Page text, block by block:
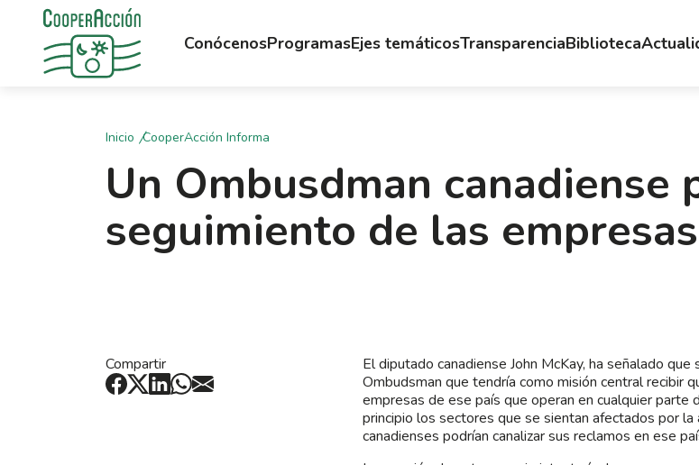
ConócenosProgramasEjes temáticosTransparenciaBiblioteca
Inicio CooperAcción Informa
Un Ombusdman canadiense
seguimiento de las
Compartir
El diputado canadiense John McKay, ha señalado
Ombudsman que tendría como misión central recibir
empresas de ese país que operan en cualquier parte
principio los sectores que se sientan afectados por la
canadienses podrían canalizar sus reclamos en ese